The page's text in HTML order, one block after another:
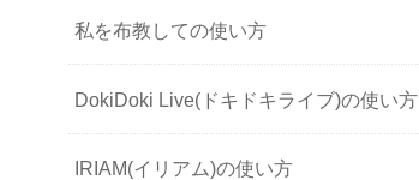
私を布教しての使い方
DokiDoki Live(ドキドキライブ)の使い方
IRIAM(イリアム)の使い方